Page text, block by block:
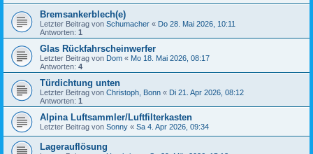
Bremsankerblech(e)
Letzter Beitrag von Schumacher « Do 28. Mai 2026, 10:11
Antworten: 1
Glas Rückfahrscheinwerfer
Letzter Beitrag von Dom « Mo 18. Mai 2026, 08:17
Antworten: 4
Türdichtung unten
Letzter Beitrag von Christoph, Bonn « Di 21. Apr 2026, 08:12
Antworten: 1
Alpina Luftsammler/Luftfilterkasten
Letzter Beitrag von Sonny « Sa 4. Apr 2026, 09:34
Lagerauflösung